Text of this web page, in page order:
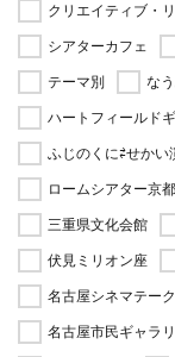
クリエイティブ・
シアターカフェ
テーマ別
な
ハートフィールド
ふじのくに⇄せかい
ロームシアター京都
三重県文化会館
伏見ミリオン座
名古屋シネマテーク
名古屋市民ギャラ